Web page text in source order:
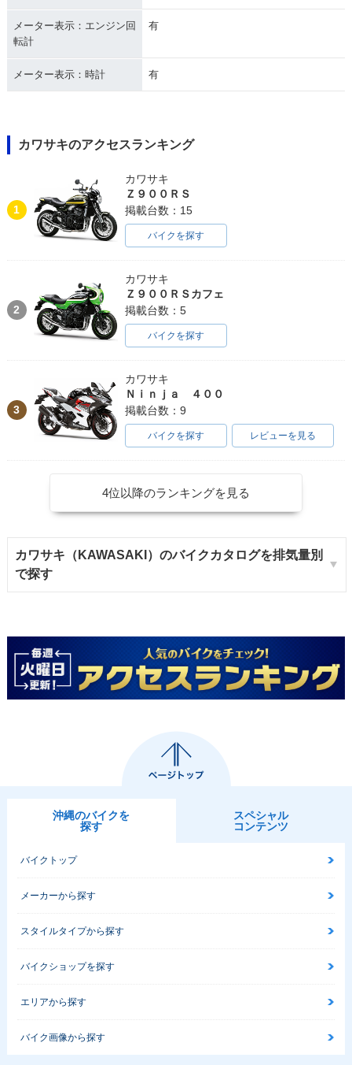
メーター表示：エンジン回
転計
有
メーター表示：時計 有
カワサキのアクセスランキング
1
カワサキ
Ｚ９００ＲＳ
掲載台数：15
バイクを探す
2
カワサキ
Ｚ９００ＲＳカフェ
掲載台数：5
バイクを探す
3
カワサキ
Ｎｉｎｊａ ４００
掲載台数：9
バイクを探す レビューを見る
4位以降のランキングを見る
カワサキ（KAWASAKI）のバイクカタログを排気量別
で探す
沖縄のバイクを
探す
スペシャル
コンテンツ
バイクトップ
メーカーから探す
スタイルタイプから探す
バイクショップを探す
エリアから探す
バイク画像から探す